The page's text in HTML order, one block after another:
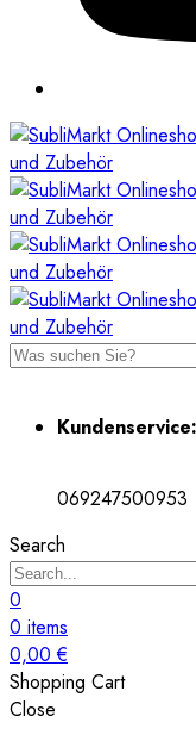
Kundenservice:
069247500953
Search
0
0 items
0,00€
Shopping Cart
Close